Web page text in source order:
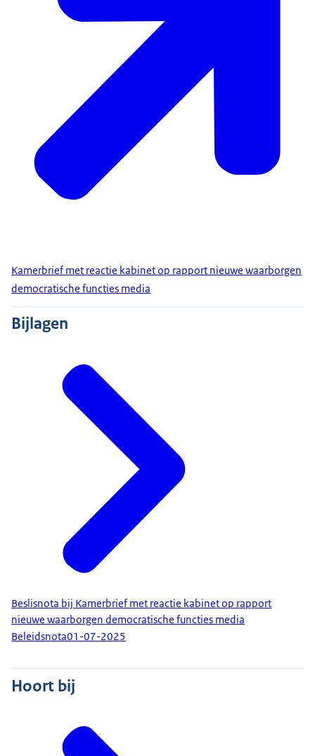
Kamerbrief met reactie kabinet op rapport nieuwe waarborgen
democratische functies media
Bijlagen
Beslisnota bij Kamerbrief met reactie kabinet op rapport
nieuwe waarborgen democratische functies media
Beleidsnota01-07-2025
Hoort bij